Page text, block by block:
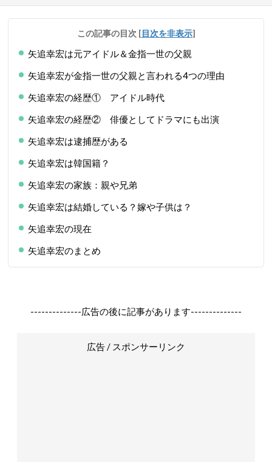
この記事の目次 [目次を非表示]
矢追幸宏は元アイドル＆金指一世の父親
矢追幸宏が金指一世の父親と言われる4つの理由
矢追幸宏の経歴① アイドル時代
矢追幸宏の経歴② 俳優としてドラマにも出演
矢追幸宏は逮捕歴がある
矢追幸宏は韓国籍？
矢追幸宏の家族：親や兄弟
矢追幸宏は結婚している？嫁や子供は？
矢追幸宏の現在
矢追幸宏のまとめ
--------------広告の後に記事があります--------------
広告 / スポンサーリンク